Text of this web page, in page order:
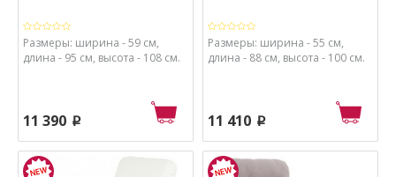
Размеры: ширина - 59 см,
длина - 95 см, высота - 108 см.
11 390 p
Размеры: ширина - 55 см,
длина - 88 см, высота - 100 см.
11 410 p